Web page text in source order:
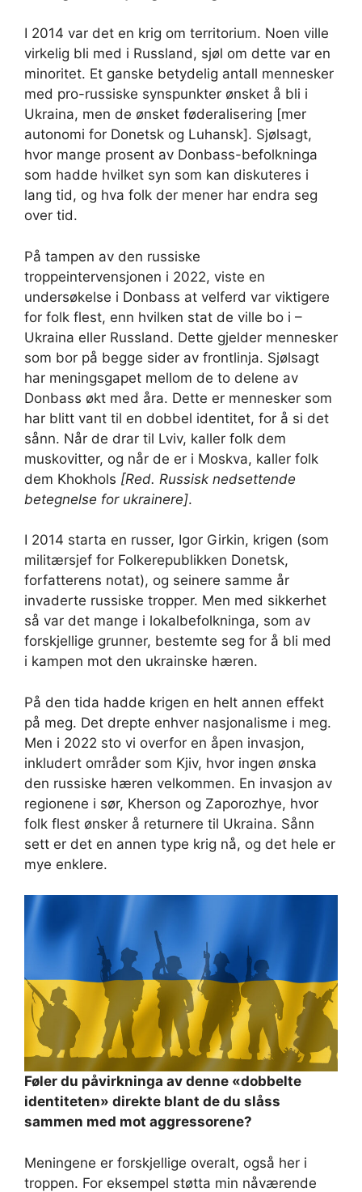
I 2014 var det en krig om territorium. Noen ville
virkelig bli med i Russland, sjøl om dette var en
minoritet. Et ganske betydelig antall mennesker
med pro-russiske synspunkter ønsket å bli i
Ukraina, men de ønsket føderalisering [mer
autonomi for Donetsk og Luhansk]. Sjølsagt,
hvor mange prosent av Donbass-befolkninga
som hadde hvilket syn som kan diskuteres i
lang tid, og hva folk der mener har endra seg
over tid.
På tampen av den russiske
troppeintervensjonen i 2022, viste en
undersøkelse i Donbass at velferd var viktigere
for folk flest, enn hvilken stat de ville bo i –
Ukraina eller Russland. Dette gjelder mennesker
som bor på begge sider av frontlinja. Sjølsagt
har meningsgapet mellom de to delene av
Donbass økt med åra. Dette er mennesker som
har blitt vant til en dobbel identitet, for å si det
sånn. Når de drar til Lviv, kaller folk dem
muskovitter, og når de er i Moskva, kaller folk
dem Khokhols [Red. Russisk nedsettende
betegnelse for ukrainere].
I 2014 starta en russer, Igor Girkin, krigen (som
militærsjef for Folkerepublikken Donetsk,
forfatterens notat), og seinere samme år
invaderte russiske tropper. Men med sikkerhet
så var det mange i lokalbefolkninga, som av
forskjellige grunner, bestemte seg for å bli med
i kampen mot den ukrainske hæren.
På den tida hadde krigen en helt annen effekt
på meg. Det drepte enhver nasjonalisme i meg.
Men i 2022 sto vi overfor en åpen invasjon,
inkludert områder som Kjiv, hvor ingen ønska
den russiske hæren velkommen. En invasjon av
regionene i sør, Kherson og Zaporozhye, hvor
folk flest ønsker å returnere til Ukraina. Sånn
sett er det en annen type krig nå, og det hele er
mye enklere.
Føler du påvirkninga av denne «dobbelte
identiteten» direkte blant de du slåss
sammen med mot aggressorene?
Meningene er forskjellige overalt, også her i
troppen. For eksempel støtta min nåværende